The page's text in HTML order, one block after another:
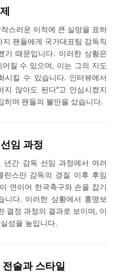
스러운 이적에 큰 실망을 표하
팬들에게 국가대표팀 감독직
기 때문입니다. 이러한 상황은
질 수 있으며, 이는 그의 지도
시킬 수 있습니다. 인터뷰에서
지 않아도 된다”고 안심시켰지
히며 팬들의 불만을 샀습니다​.
임 과정
년간 감독 선임 과정에서 여러
린스만 감독의 경질 이후 후임
연이어 한국축구와 손을 잡기
니다. 이러한 상황에서 홍명보
결정 과정의 결과로 보이며, 이
성을 높입니다.
술과 스타일